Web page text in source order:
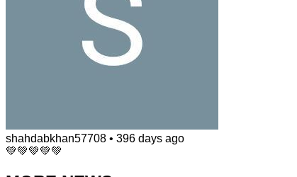
shahdabkhan57708 • 396 days ago
💚💚💚💚💚